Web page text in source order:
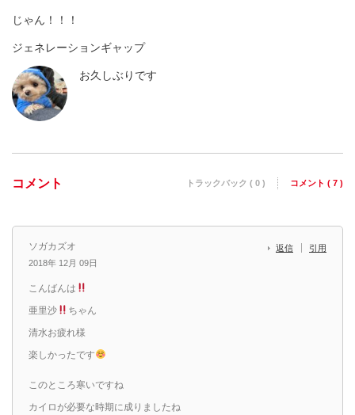
じゃん！！！
ジェネレーションギャップ
お久しぶりです
コメント トラックバック ( 0 ) コメント ( 7 )
ソガカズオ
2018年 12月 09日
返信 引用
こんばんは
亜里沙
ちゃん
清水お疲れ様
楽しかったです
このところ寒いですね
カイロが必要な時期に成りましたね